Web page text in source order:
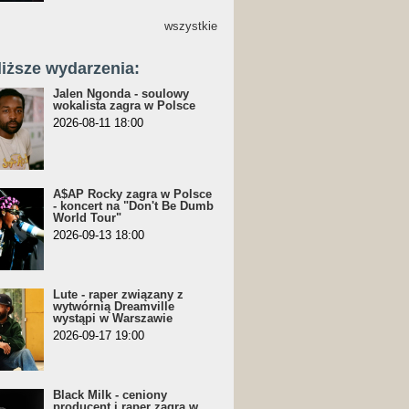
wszystkie
wydarzenia:
Jalen Ngonda - soulowy
wokalista zagra w Polsce
2026-08-11 18:00
A$AP Rocky zagra w Polsce
- koncert na "Don't Be Dumb
World Tour"
2026-09-13 18:00
Lute - raper związany z
wytwórnią Dreamville
wystąpi w Warszawie
2026-09-17 19:00
Black Milk - ceniony